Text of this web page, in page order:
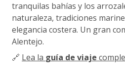
tranquilas bahías y los
naturaleza, tradiciones
elegancia costera. Un gran
Alentejo.
🔗 Lea la guía de viaje